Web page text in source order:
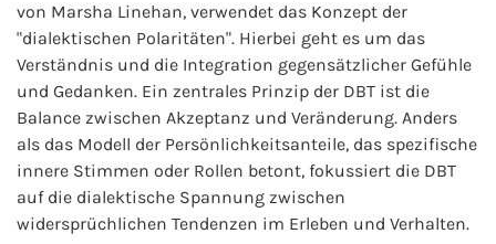
von Marsha Linehan, verwendet das Konzept der
"dialektischen Polaritäten". Hierbei geht es um das
Verständnis und die Integration gegensätzlicher Gefühle
und Gedanken. Ein zentrales Prinzip der DBT ist die
Balance zwischen Akzeptanz und Veränderung. Anders
als das Modell der Persönlichkeitsanteile, das spezifische
innere Stimmen oder Rollen betont, fokussiert die DBT
auf die dialektische Spannung zwischen
widersprüchlichen Tendenzen im Erleben und Verhalten.